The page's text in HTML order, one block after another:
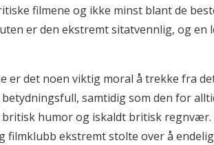
filmene og ikke minst blant de
er den ekstremt sitatvennlig, og en
er det noen viktig moral å trekke fra
samtidig som den for
humor og iskaldt britisk regnvær.
filmklubb ekstremt stolte over å